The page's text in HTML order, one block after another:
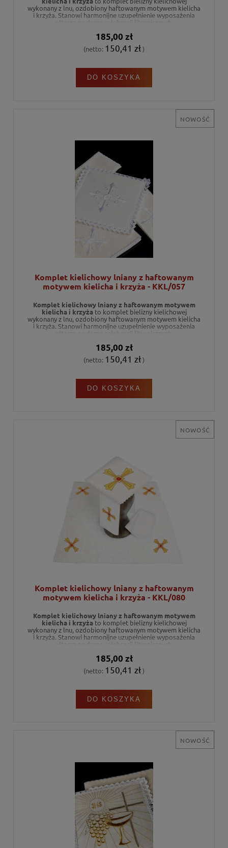
wykonany z lnu, ozdobiony haftowanym motywem kielicha
i krzyża. Stanowi harmonijne uzupełnienie wyposażenia
ołtarza podczas celebracji liturgicznych.
185,00 zł
(netto: 150,41 zł)
DO KOSZYKA
Komplet kielichowy lniany z haftowanym
motywem kielicha i krzyża - KKL/057
Komplet kielichowy lniany z haftowanym motywem
kielicha i krzyżato komplet bielizny kielichowej
wykonany z lnu, ozdobiony haftowanym motywem kielicha
i krzyża. Stanowi harmonijne uzupełnienie wyposażenia
ołtarza podczas celebracji liturgicznych.
185,00 zł
(netto: 150,41 zł)
DO KOSZYKA
NOWOŚĆ
Komplet kielichowy lniany z haftowanym
motywem kielicha i krzyża - KKL/080
Komplet kielichowy lniany z haftowanym motywem
kielicha i krzyżato komplet bielizny kielichowej
wykonany z lnu, ozdobiony haftowanym motywem kielicha
i krzyża. Stanowi harmonijne uzupełnienie wyposażenia
ołtarza podczas celebracji liturgicznych.
185,00 zł
(netto: 150,41 zł)
DO KOSZYKA
NOWOŚĆ
NOWOŚĆ